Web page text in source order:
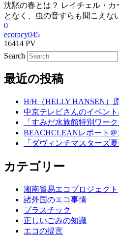
沈黙の春とは？ レイチェル・
となく、虫の音すらも聞こえな
0
ecoracy045
16414 PV
Search
最近の投稿
H/H（HELLY HANSEN）
中京テレビさんのイベン
「すみだ水族館特別ワー
BEACHCLEANレポート＠
「ダヴィンチマスターズ
カテゴリー
湘南貿易エコプロジェクト
諸外国のエコ事情
プラスチック
正しいごみの知識
エコの提言